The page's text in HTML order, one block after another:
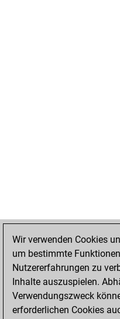
Wir verwenden Cookies
um bestimmte
Nutzererfahrungen zu
Inhalte auszuspielen.
Verwendungszweck
erforderlichen Cookies